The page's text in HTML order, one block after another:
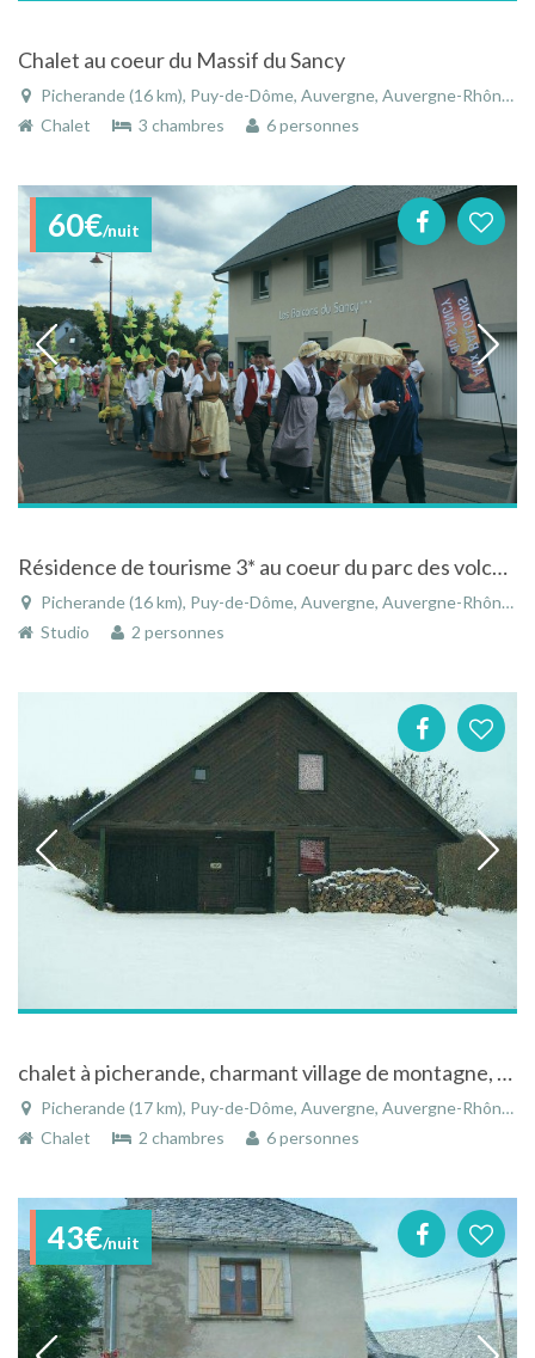
Chalet au coeur du Massif du Sancy
Picherande (16 km), Puy-de-Dôme, Auvergne, Auvergne-Rhône-Alpes, France
Chalet
3 chambres 6 personnes
60€/nuit
Résidence de tourisme 3* au coeur du parc des volcans d'Auvergne
Picherande (16 km), Puy-de-Dôme, Auvergne, Auvergne-Rhône-Alpes, France
Studio
2 personnes
chalet à picherande, charmant village de montagne, au coeur du massif du sancy
Picherande (17 km), Puy-de-Dôme, Auvergne, Auvergne-Rhône-Alpes, France
Chalet
2 chambres 6 personnes
43€/nuit